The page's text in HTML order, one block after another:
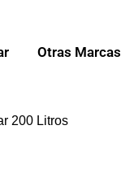
Otras Marcas
200 Litros